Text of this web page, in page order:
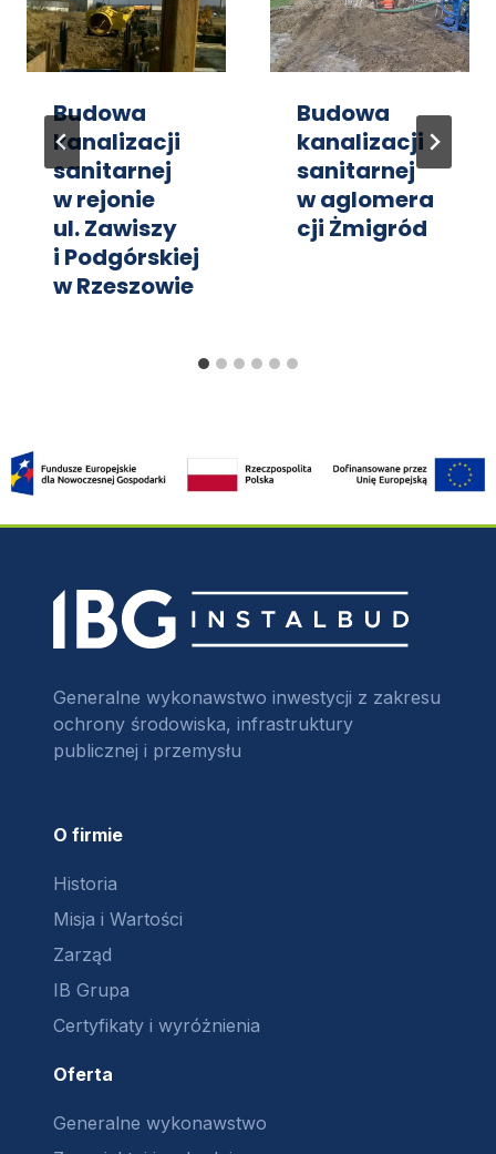
Budowa
kanalizacji
sanitarnej
w rejonie
ul. Zawiszy
i Podgórskiej
w Rzeszowie
Budowa
kanalizacji
sanitarnej
w aglomera
cji Żmigród
Generalne wykonawstwo inwestycji z zakresu
ochrony środowiska, infrastruktury
publicznej i przemysłu
O firmie
Historia
Misja i Wartości
Zarząd
IB Grupa
Certyfikaty i wyróżnienia
Oferta
Generalne wykonawstwo